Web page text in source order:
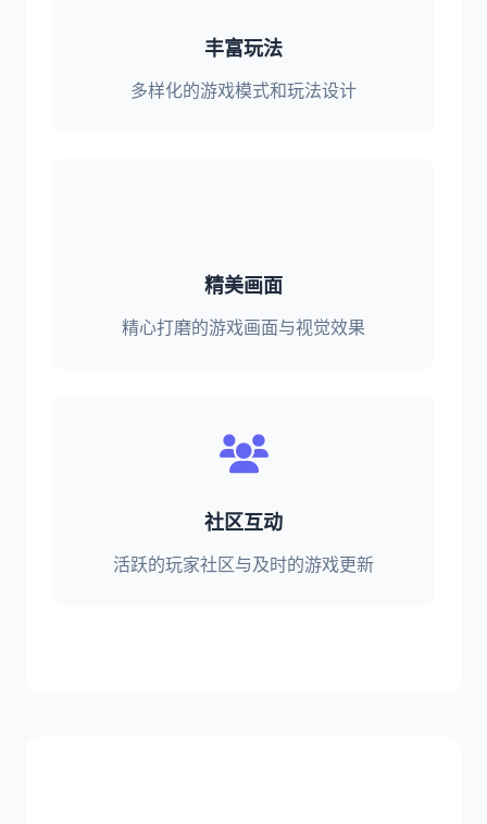
丰富玩法
多样化的游戏模式和玩法设计
精美画面
精心打磨的游戏画面与视觉效果
社区互动
活跃的玩家社区与及时的游戏更新